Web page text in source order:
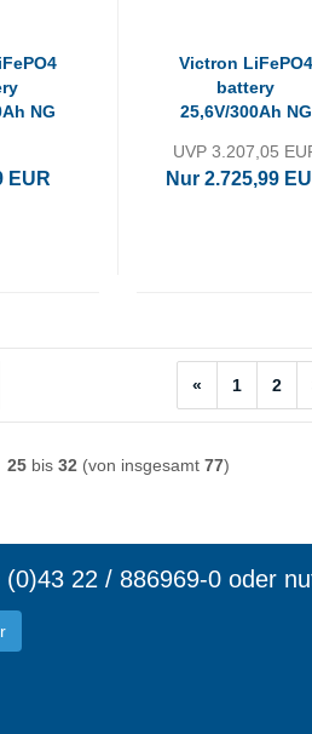
NG
EUR
Victron LiFePO4
battery
25,6V/300Ah NG
UVP 3.207,05
Nur 2.725,99
« 1 2
25 bis32 (von insgesamt77)
22 / 886969-0 oder